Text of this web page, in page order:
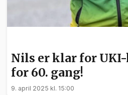
Nils er klar for
for 60. gang!
9. april 2025 kl. 15:00